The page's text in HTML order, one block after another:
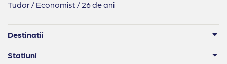
Tudor / Economist / 26 de ani
Destinatii
Statiuni